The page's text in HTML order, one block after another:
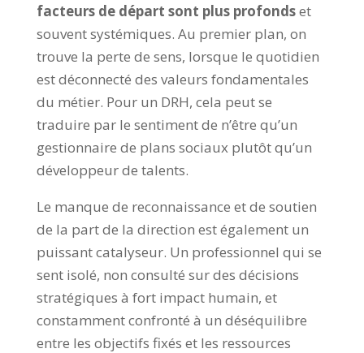
facteurs de départ sont plus profondset
souvent systémiques. Au premier plan, on
trouve la perte de sens, lorsque le quotidien
est déconnecté des valeurs fondamentales
du métier. Pour un DRH, cela peut se
traduire par le sentiment de n’être qu’un
gestionnaire de plans sociaux plutôt qu’un
développeur de talents.
Le manque de reconnaissance et de soutien
de la part de la direction est également un
puissant catalyseur. Un professionnel qui se
sent isolé, non consulté sur des décisions
stratégiques à fort impact humain, et
constamment confronté à un déséquilibre
entre les objectifs fixés et les ressources